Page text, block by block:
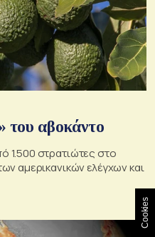
του αβοκάντο
1.500 στρατιώτες στο
αμερικανικών ελέγχων και
Cookies